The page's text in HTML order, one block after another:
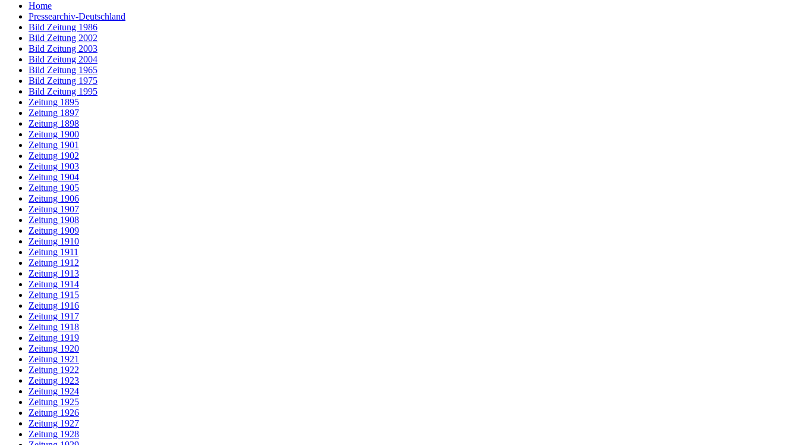
Home
Pressearchiv-Deutschland
Bild Zeitung 1986
Bild Zeitung 2002
Bild Zeitung 2003
Bild Zeitung 2004
Bild Zeitung 1965
Bild Zeitung 1975
Bild Zeitung 1995
Zeitung 1895
Zeitung 1897
Zeitung 1898
Zeitung 1900
Zeitung 1901
Zeitung 1902
Zeitung 1903
Zeitung 1904
Zeitung 1905
Zeitung 1906
Zeitung 1907
Zeitung 1908
Zeitung 1909
Zeitung 1910
Zeitung 1911
Zeitung 1912
Zeitung 1913
Zeitung 1914
Zeitung 1915
Zeitung 1916
Zeitung 1917
Zeitung 1918
Zeitung 1919
Zeitung 1920
Zeitung 1921
Zeitung 1922
Zeitung 1923
Zeitung 1924
Zeitung 1925
Zeitung 1926
Zeitung 1927
Zeitung 1928